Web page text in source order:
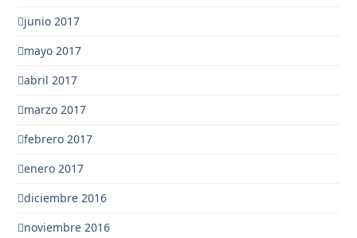
junio 2017
mayo 2017
abril 2017
marzo 2017
febrero 2017
enero 2017
diciembre 2016
noviembre 2016